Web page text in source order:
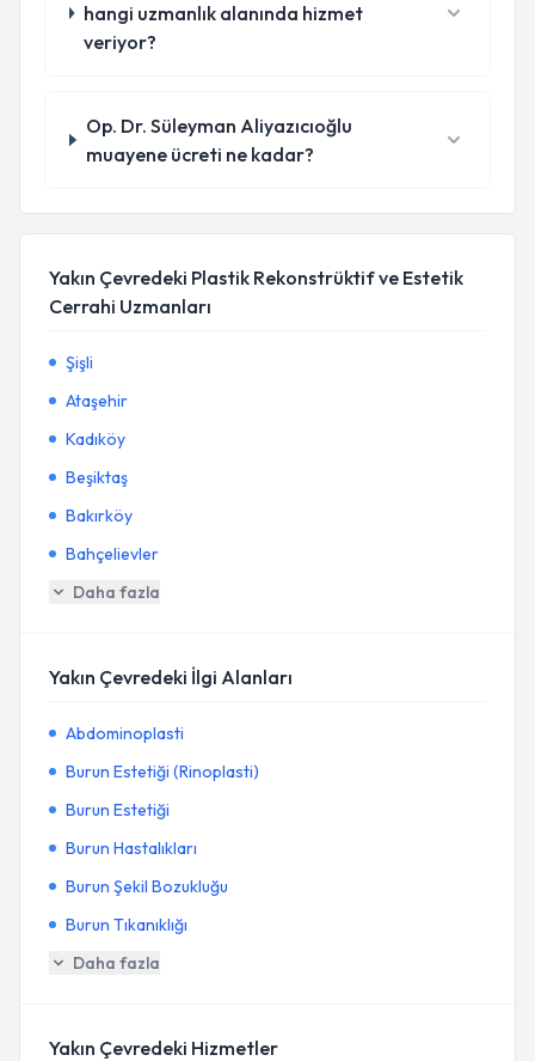
hangi uzmanlık alanında hizmet
veriyor?
Op. Dr. Süleyman Aliyazıcıoğlu
muayene ücreti ne kadar?
Yakın Çevredeki Plastik Rekonstrüktif ve Estetik
Cerrahi Uzmanları
Şişli
Ataşehir
Kadıköy
Beşiktaş
Bakırköy
Bahçelievler
Daha fazla
Yakın Çevredeki İlgi Alanları
Abdominoplasti
Burun Estetiği (Rinoplasti)
Burun Estetiği
Burun Hastalıkları
Burun Şekil Bozukluğu
Burun Tıkanıklığı
Daha fazla
Yakın Çevredeki Hizmetler